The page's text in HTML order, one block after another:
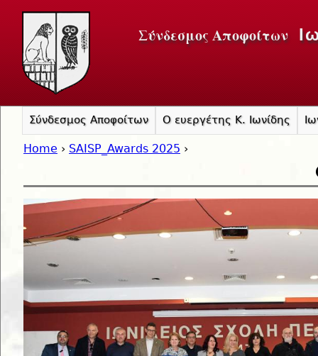
Σύνδεσμος Αποφοίτων
Home › SAISP_Awards 2025 ›
Σύνδεσμος Αποφοίτων Ο ευεργέτης Κ. Ιωνίδης